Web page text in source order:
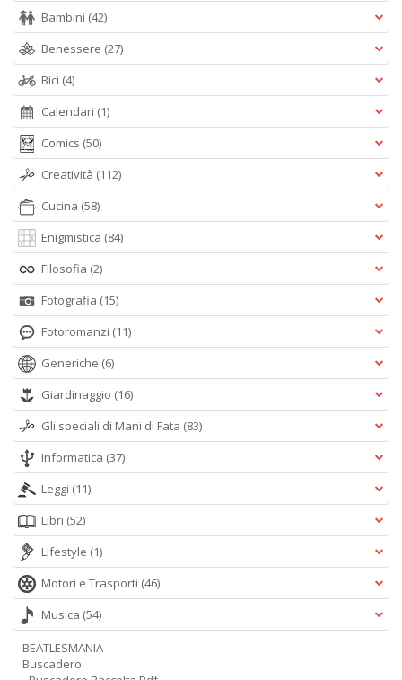
Bambini (42)
Benessere (27)
Bici (4)
Calendari (1)
Comics (50)
Creatività (112)
Cucina (58)
Enigmistica (84)
Filosofia (2)
Fotografia (15)
Fotoromanzi (11)
Generiche (6)
Giardinaggio (16)
Gli speciali di Mani di Fata (83)
Informatica (37)
Leggi (11)
Libri (52)
Lifestyle (1)
Motori e Trasporti (46)
Musica (54)
BEATLESMANIA
Buscadero